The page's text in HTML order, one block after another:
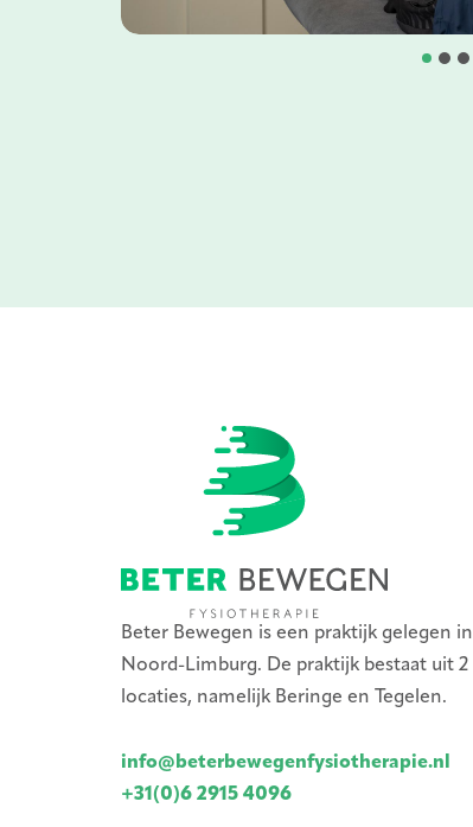
Beter Bewegen is een praktijk gelegen in
Noord-Limburg. De praktijk bestaat uit 2
locaties, namelijk Beringe en Tegelen.
info@beterbewegenfysiotherapie.nl
+31(0)6 2915 4096